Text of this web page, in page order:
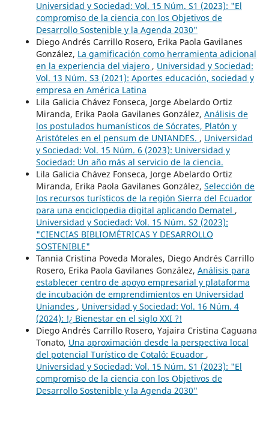
Universidad y Sociedad: Vol. 15 Núm. S1 (2023): "El
compromiso de la ciencia con los Objetivos de
Desarrollo Sostenible y la Agenda 2030"
Diego Andrés Carrillo Rosero, Erika Paola Gavilanes
González, La gamificación como herramienta adicional
en la experiencia del viajero , Universidad y Sociedad:
Vol. 13 Núm. S3 (2021): Aportes educación, sociedad y
empresa en América Latina
Lila Galicia Chávez Fonseca, Jorge Abelardo Ortiz
Miranda, Erika Paola Gavilanes González, Análisis de
los postulados humanísticos de Sócrates, Platón y
Aristóteles en el pensum de UNIANDES. , Universidad
y Sociedad: Vol. 15 Núm. 6 (2023): Universidad y
Sociedad: Un año más al servicio de la ciencia.
Lila Galicia Chávez Fonseca, Jorge Abelardo Ortiz
Miranda, Erika Paola Gavilanes González, Selección de
los recursos turísticos de la región Sierra del Ecuador
para una enciclopedia digital aplicando Dematel ,
Universidad y Sociedad: Vol. 15 Núm. S2 (2023):
"CIENCIAS BIBLIOMÉTRICAS Y DESARROLLO
SOSTENIBLE"
Tannia Cristina Poveda Morales, Diego Andrés Carrillo
Rosero, Erika Paola Gavilanes González, Análisis para
establecer centro de apoyo empresarial y plataforma
de incubación de emprendimientos en Universidad
Uniandes , Universidad y Sociedad: Vol. 16 Núm. 4
(2024): !¿ Bienestar en el siglo XXI ?!
Diego Andrés Carrillo Rosero, Yajaira Cristina Caguana
Tonato, Una aproximación desde la perspectiva local
del potencial Turístico de Cotaló: Ecuador ,
Universidad y Sociedad: Vol. 15 Núm. S1 (2023): "El
compromiso de la ciencia con los Objetivos de
Desarrollo Sostenible y la Agenda 2030"